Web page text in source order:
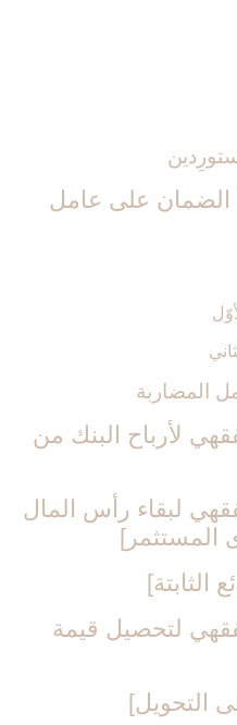
شرط الضمان على عامل
المضاربة
الفقهي لأرباح البنك من
الفقهي لبقاء رأس المال
المستثمر]
الفقهي لتحصيل قيمة